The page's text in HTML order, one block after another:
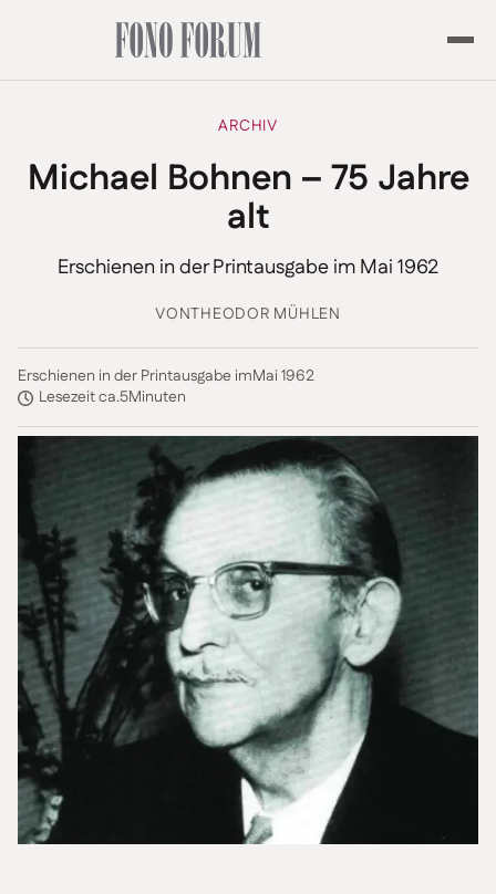
ARCHIV
Michael Bohnen – 75 Jahre
alt
Erschienen in der Printausgabe im Mai 1962
VONTHEODOR MÜHLEN
Erschienen in der Printausgabe imMai 1962
Lesezeit ca.5Minuten